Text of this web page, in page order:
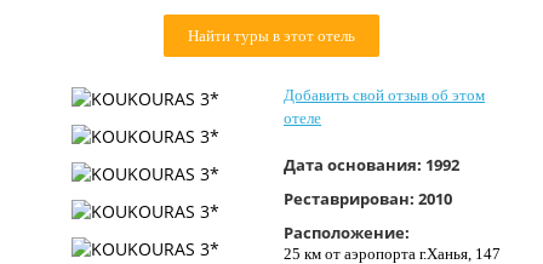
Контакты
Найти туры в этот отель
Добавить свой отзыв об этом
отеле
Дата основания: 1992
Реставрирован: 2010
Расположение:
25 км от аэропорта г.Ханья, 147